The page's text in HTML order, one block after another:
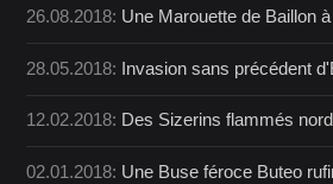
26.08.2018: Une Marouette de Baillon
28.05.2018: Invasion sans précédent
12.02.2018: Des Sizerins flammés
02.01.2018: Une Buse féroce Buteo